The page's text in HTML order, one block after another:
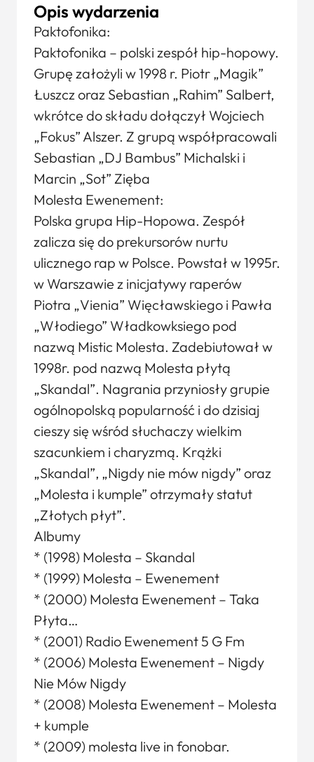
Opis wydarzenia
Paktofonika:
Paktofonika – polski zespół hip-hopowy.
Grupę założyli w 1998 r. Piotr „Magik”
Łuszcz oraz Sebastian „Rahim” Salbert,
wkrótce do składu dołączył Wojciech
„Fokus” Alszer. Z grupą współpracowali
Sebastian „DJ Bambus” Michalski i
Marcin „Sot” Zięba
Molesta Ewenement:
Polska grupa Hip-Hopowa. Zespół
zalicza się do prekursorów nurtu
ulicznego rap w Polsce. Powstał w 1995r.
w Warszawie z inicjatywy raperów
Piotra „Vienia” Więcławskiego i Pawła
„Włodiego” Władkowksiego pod
nazwą Mistic Molesta. Zadebiutował w
1998r. pod nazwą Molesta płytą
„Skandal”. Nagrania przyniosły grupie
ogólnopolską popularność i do dzisiaj
cieszy się wśród słuchaczy wielkim
szacunkiem i charyzmą. Krążki
„Skandal”, „Nigdy nie mów nigdy” oraz
„Molesta i kumple” otrzymały statut
„Złotych płyt”.
Albumy
* (1998) Molesta – Skandal
* (1999) Molesta – Ewenement
* (2000) Molesta Ewenement – Taka
Płyta…
* (2001) Radio Ewenement 5 G Fm
* (2006) Molesta Ewenement – Nigdy
Nie Mów Nigdy
* (2008) Molesta Ewenement – Molesta
+ kumple
* (2009) molesta live in fonobar.